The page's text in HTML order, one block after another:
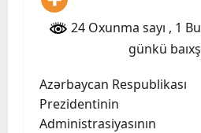
24 Oxunma sayı , 1 Bu
günkü baıxş
Azərbaycan Respublikası
Prezidentinin
Administrasiyasının